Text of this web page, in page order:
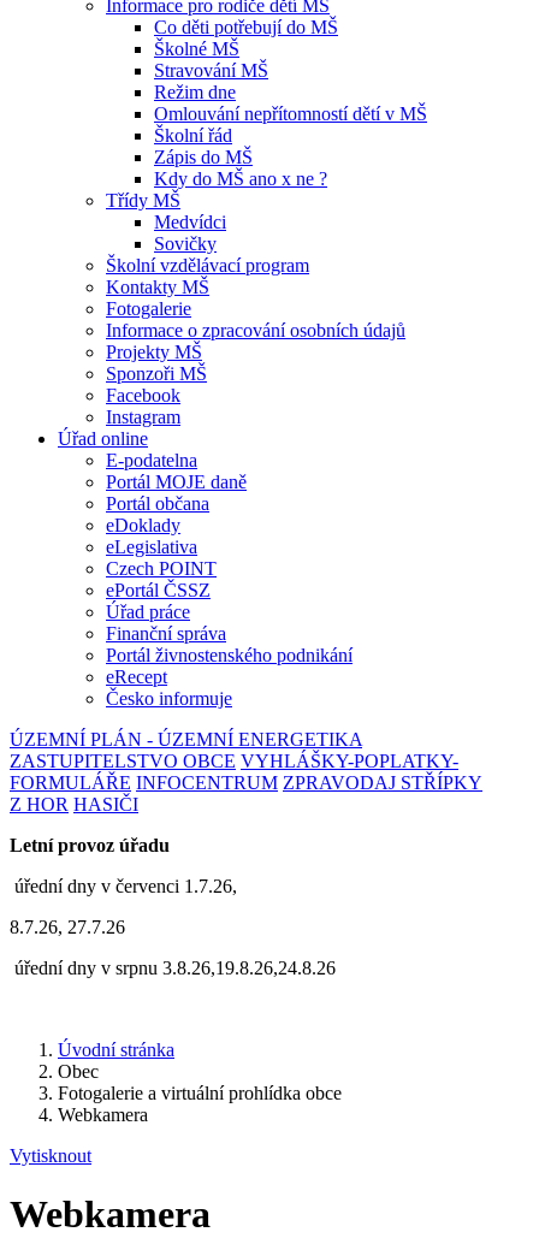
Informace pro rodiče dětí MŠ
Co děti potřebují do MŠ
Školné MŠ
Stravování MŠ
Režim dne
Omlouvání nepřítomností dětí v MŠ
Školní řád
Zápis do MŠ
Kdy do MŠ ano x ne ?
Třídy MŠ
Medvídci
Sovičky
Školní vzdělávací program
Kontakty MŠ
Fotogalerie
Informace o zpracování osobních údajů
Projekty MŠ
Sponzoři MŠ
Facebook
Instagram
Úřad online
E-podatelna
Portál MOJE daně
Portál občana
eDoklady
eLegislativa
Czech POINT
ePortál ČSSZ
Úřad práce
Finanční správa
Portál živnostenského podnikání
eRecept
Česko informuje
ÚZEMNÍ PLÁN - ÚZEMNÍ ENERGETIKA
ZASTUPITELSTVO OBCE VYHLÁŠKY-POPLATKY-
FORMULÁŘE INFOCENTRUM ZPRAVODAJ STŘÍPKY
Z HOR HASIČI
Letní provoz úřadu
úřední dny v červenci 1.7.26,
8.7.26, 27.7.26
úřední dny v srpnu 3.8.26,19.8.26,24.8.26
Úvodní stránka
Obec
Fotogalerie a virtuální prohlídka obce
Webkamera
Vytisknout
Webkamera